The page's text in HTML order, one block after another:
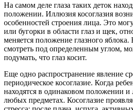
На самом деле глаза таких деток
положении. Иллюзия косоглазия
особенностей строения лица. Это
или бугорки в области глаз и щек,
меняется положение глазного яблока.
смотреть под определенным углом,
подумать, что глаз косит.
Еще одно распространение явление
периодическое косоглазие. Когда
находятся в одинаковом положении и
любых предметах. Косоглазие